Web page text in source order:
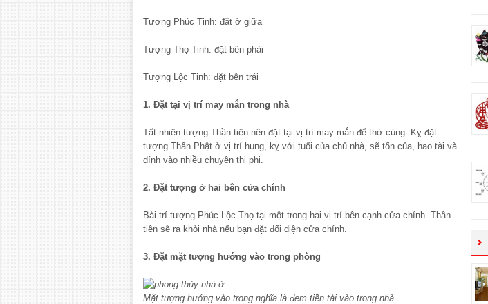
Tượng Phúc Tinh: đặt ở giữa
Tượng Thọ Tinh: đặt bên phải
Tượng Lộc Tinh: đặt bên trái
1. Đặt tại vị trí may mắn trong nhà
Tất nhiên tượng Thần tiên nên đặt tại vị trí may mắn để thờ cúng. Kỵ đặt
tượng Thần Phật ở vị trí hung, kỵ với tuổi của chủ nhà, sẽ tốn của, hao tài và
dính vào nhiều chuyện thị phi.
2. Đặt tượng ở hai bên cửa chính
Bài trí tượng Phúc Lộc Thọ tại một trong hai vị trí bên cạnh cửa chính. Thần
tiên sẽ ra khỏi nhà nếu bạn đặt đối diện cửa chính.
3. Đặt mặt tượng hướng vào trong phòng
Mặt tượng hướng vào trong nghĩa là đem tiền tài vào trong nhà